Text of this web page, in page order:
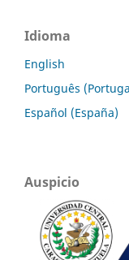
Idioma
English
Português
Español (España)
Auspicio